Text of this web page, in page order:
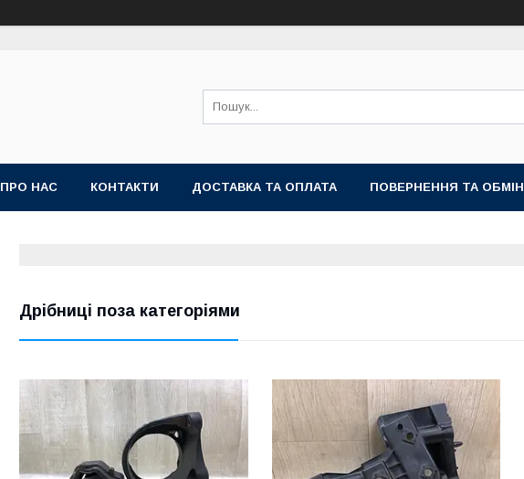
ПРО НАС КОНТАКТИ ДОСТАВКА ТА ОПЛАТА ПОВЕРНЕННЯ ТА ОБМІН
Дрібниці поза категоріями